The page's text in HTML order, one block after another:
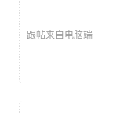
跟帖来自电脑端